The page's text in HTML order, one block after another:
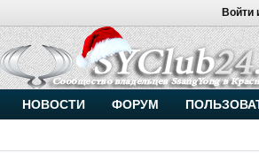
Войти
Внимание, новые участники нашего
Основное общение происходит в
Присоединяйтесь.
Чип-тюнинг (прошивка)
Vahmurka
НОВОСТИ ФОРУМ